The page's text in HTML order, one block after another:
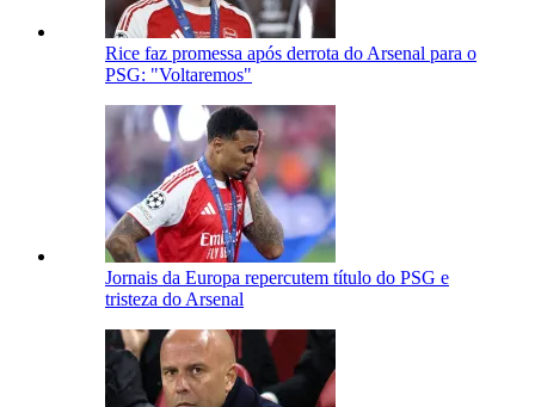
Rice faz promessa após derrota do Arsenal para o
PSG: "Voltaremos"
Jornais da Europa repercutem título do PSG e
tristeza do Arsenal